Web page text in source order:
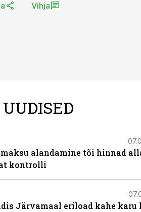
Vihja
alandamine tõi hinnad
kontrolli
Järvamaal eriload kahe